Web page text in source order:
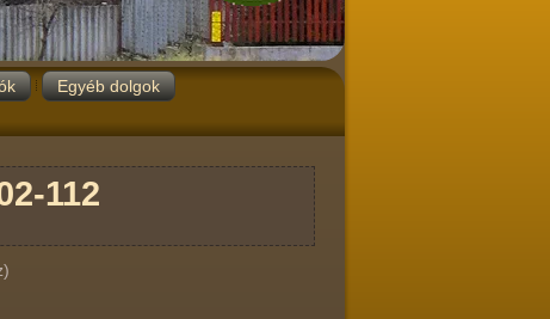
Egyéb dolgok
112